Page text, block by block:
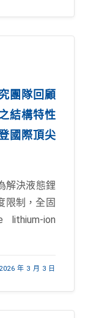
團隊回顧
結構特性
國際頂尖
決液態鋰
限制，全固
ion
2026 年 3 月 3 日